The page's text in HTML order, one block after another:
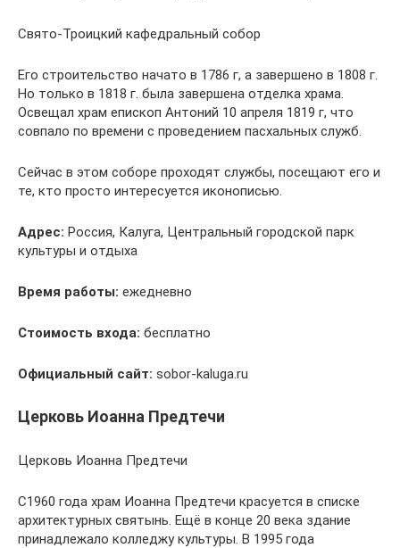
Свято-Троицкий кафедральный собор
Его строительство начато в 1786 г, а завершено в 1808 г.
Но только в 1818 г. была завершена отделка храма.
Освещал храм епископ Антоний 10 апреля 1819 г, что
совпало по времени с проведением пасхальных служб.
Сейчас в этом соборе проходят службы, посещают его и
те, кто просто интересуется иконописью.
Адрес: Россия, Калуга, Центральный городской парк
культуры и отдыха
Время работы: ежедневно
Стоимость входа: бесплатно
Официальный сайт: sobor-kaluga.ru
Церковь Иоанна Предтечи
Церковь Иоанна Предтечи
С1960 года храм Иоанна Предтечи красуется в списке
архитектурных святынь. Ещё в конце 20 века здание
принадлежало колледжу культуры. В 1995 года